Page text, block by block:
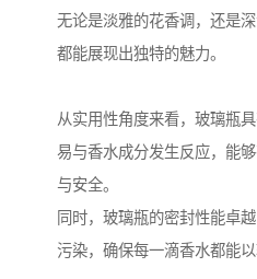
无论是淡雅的花香调，还是
都能展现出独特的魅力。
从实用性角度来看，玻璃瓶
易与香水成分发生反应，能
与安全。
同时，玻璃瓶的密封性能卓
污染，确保每一滴香水都能